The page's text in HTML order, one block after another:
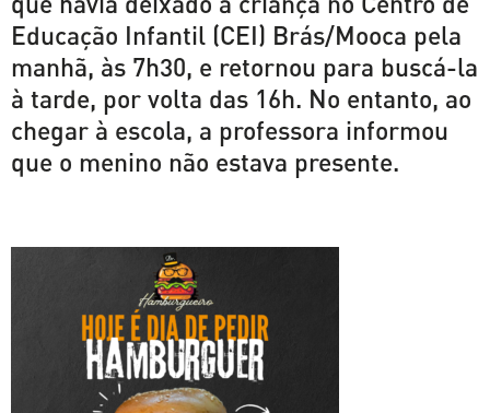
Educação Infantil (CEI) Brás/Mooca pela
manhã, às 7h30, e retornou para buscá-la
à tarde, por volta das 16h. No entanto, ao
chegar à escola, a professora informou
que o menino não estava presente.